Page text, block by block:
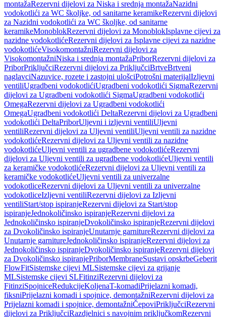
montažaRezervni dijelovi za Niska i srednja montažaNazidni
vodokotlići za WC školjke, od sanitarne keramikeRezervni dijelovi
za Nazidni vodokotlići za WC školjke, od sanitarne
keramikeMonoblokRezervni dijelovi za MonoblokIsplavne cijevi za
nazidne vodokotlićeRezervni dijelovi za Isplavne cijevi za nazidne
vodokotlićeVisokomontažniRezervni dijelovi za
VisokomontažniNiska i srednja montažaPriborRezervni dijelovi za
PriborPriključciRezervni dijelovi za PriključciBrtveBrtveni
naglavciNazuvice, rozete i zastojni ulošciPotrošni materijalIzljevni
ventiliUgradbeni vodokotlićiUgradbeni vodokotlići SigmaRezervni
dijelovi za Ugradbeni vodokotlići SigmaUgradbeni vodokotlići
OmegaRezervni dijelovi za Ugradbeni vodokotlići
OmegaUgradbeni vodokotlići DeltaRezervni dijelovi za Ugradbeni
vodokotlići DeltaPriborUljevni i izljevni ventiliUljevni
ventiliRezervni dijelovi za Uljevni ventiliUljevni ventili za nazidne
vodokotlićeRezervni dijelovi za Uljevni ventili za nazidne
vodokotlićeUljevni ventili za ugradbene vodokotlićeRezervni
dijelovi za Uljevni ventili za ugradbene vodokotlićeUljevni ventili
za keramičke vodokotlićeRezervni dijelovi za Uljevni ventili za
keramičke vodokotlićeUljevni ventili za univerzalne
vodokotliceRezervni dijelovi za Uljevni ventili za univerzalne
vodokotliceIzljevni ventiliRezervni dijelovi za Izljevni
ventiliStart/stop ispiranjeRezervni dijelovi za Start/stop
ispiranjeJednokoličinsko ispiranjeRezervni dijelovi za
Jednokoličinsko ispiranjeDvokoličinsko ispiranjeRezervni dijelovi
za Dvokoličinsko ispiranjeUnutarnje garnitureRezervni dijelovi za
Unutarnje garnitureJednokoličinsko ispiranjeRezervni dijelovi za
Jednokoličinsko ispiranjeDvokoličinsko ispiranjeRezervni dijelovi
za Dvokoličinsko ispiranjePriborMembraneSustavi opskrbeGeberit
FlowFitSistemske cijevi MLSistemske cijevi za grijanje
MLSistemske cijevi SLFitinziRezervni dijelovi za
FitinziSpojniceRedukcijeKoljenaT-komadiPrijelazni komadi,
fiksniPrijelazni komadi i spojnice, demontažniRezervni dijelovi za
Prijelazni komadi i spojnice, demontažniČepoviPriključciRezervni
dijelovi za PriključciRazdjelnici s navojnim priključkomRezervni